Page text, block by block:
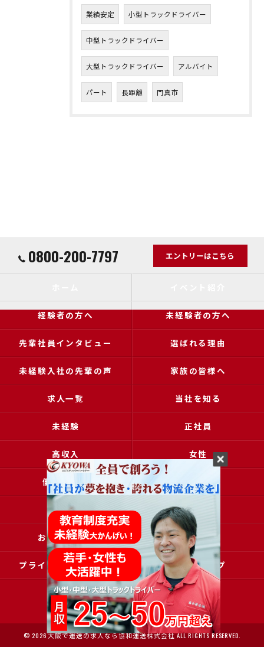
業績安定 小型トラックドライバー
中型トラックドライバー
大型トラックドライバー アルバイト
パート 長距離 門真市
0800-200-7797 エントリーはこちら
経験者の方へ 未経験者の方へ
先輩社員インタビュー 選ばれる理由
未経験入社の先輩の声 家族の皆様へ
求人一覧 当社を知る
未経験 正社員
高収入 女性
働きやすい アクセス
ブログ コラム
お問い合わせ 採用申込
プライバシーポリシー サイトマップ
© 2026 大阪で運送の求人なら協和運送株式会社 ALL RIGHTS RESERVED.